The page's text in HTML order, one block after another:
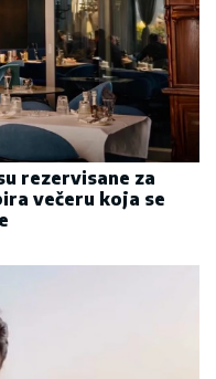
rezervisane za
večeru koja se